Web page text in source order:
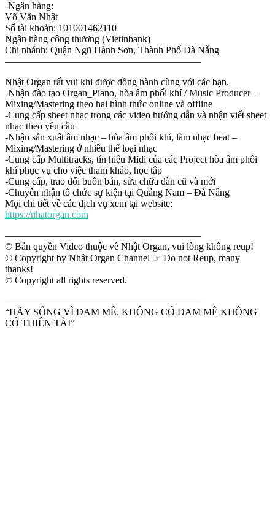
-Ngân hàng:
Võ Văn Nhật
Số tài khoản: 101001462110
Ngân hàng công thương (Vietinbank)
Chi nhánh: Quận Ngũ Hành Sơn, Thành Phố Đà Nẵng
————————————————————
Nhật Organ rất vui khi được đồng hành cùng với các bạn.
-Nhận đào tạo Organ_Piano, hòa âm phối khí / Music Producer –
Mixing/Mastering theo hai hình thức online và offline
-Cung cấp sheet nhạc trong các video hướng dẫn và nhận viết sheet
nhạc theo yêu cầu
-Nhận sản xuất âm nhạc – hòa âm phối khí, làm nhạc beat –
Mixing/Mastering ở nhiều thể loại nhạc
-Cung cấp Multitracks, tín hiệu Midi của các Project hòa âm phối
khí phục vụ cho việc tham khảo, học tập
-Cung cấp, trao đổi buôn bán, sửa chữa đàn cũ và mới
-Chuyên nhận tổ chức sự kiện tại Quảng Nam – Đà Nẵng
Mọi chi tiết về các dịch vụ xem tại website:
https://nhatorgan.com
————————————————————
© Bản quyền Video thuộc về Nhật Organ, vui lòng không reup!
© Copyright by Nhật Organ Channel ☞ Do not Reup, many
thanks!
© Copyright all rights reserved.
————————————————————
“HÃY SỐNG VÌ ĐAM MÊ. KHÔNG CÓ ĐAM MÊ KHÔNG
CÓ THIÊN TÀI”